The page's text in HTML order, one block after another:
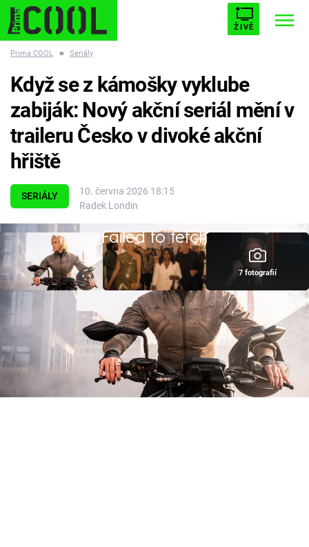
ŽIVĚ
ESCAPE PLNEJ KOTEL AVENGERS 5
Témata
Filmy
Seriály
Hry
Cool Esport
Pořady
Prima COOL ■ Seriály
SERIÁLY
10. června 2026 18:15
Radek Londin
Když se z kámošky vyklube
zabiják: Nový akční seriál mění v
traileru Česko v divoké akční
hřiště
Failed to fetch
7 fotografií
Jednou z hlavních hvězd chystaného akčního
dobrodružství jsou ulice Prahy i spousta dalších
fotogenických českých lokací.